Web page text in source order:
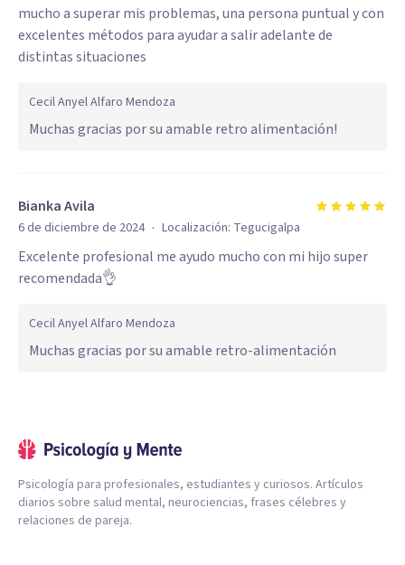
mucho a superar mis problemas, una persona puntual y con
excelentes métodos para ayudar a salir adelante de
distintas situaciones
Cecil Anyel Alfaro Mendoza
Muchas gracias por su amable retro alimentación!
Bianka Avila
6 de diciembre de 2024 · Localización: Tegucigalpa
Excelente profesional me ayudo mucho con mi hijo super
recomendada👌
Cecil Anyel Alfaro Mendoza
Muchas gracias por su amable retro-alimentación
Psicología para profesionales, estudiantes y curiosos. Artículos
diarios sobre salud mental, neurociencias, frases célebres y
relaciones de pareja.